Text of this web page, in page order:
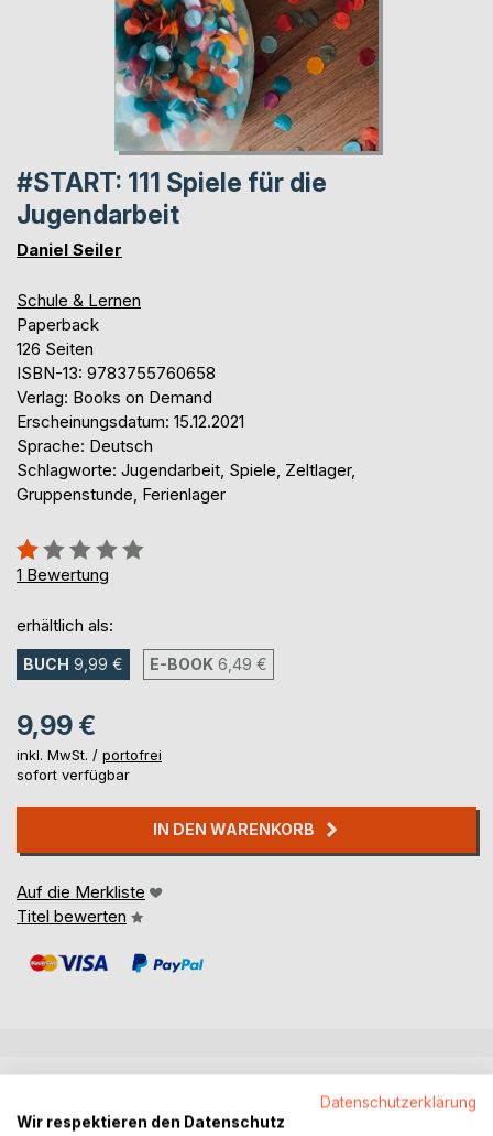
#START: 111 Spiele für die
Jugendarbeit
Daniel Seiler
Schule & Lernen
Paperback
126 Seiten
ISBN-13: 9783755760658
Verlag: Books on Demand
Erscheinungsdatum: 15.12.2021
Sprache: Deutsch
Schlagworte: Jugendarbeit, Spiele, Zeltlager,
Gruppenstunde, Ferienlager
Bewertung::
20%
1 Bewertung
erhältlich als:
BUCH 9,99 € E-BOOK 6,49 €
9,99 €
inkl. MwSt. / portofrei
sofort verfügbar
IN DEN WARENKORB
Auf die Merkliste
Titel bewerten
Datenschutzerklärung
Wir respektieren den Datenschutz